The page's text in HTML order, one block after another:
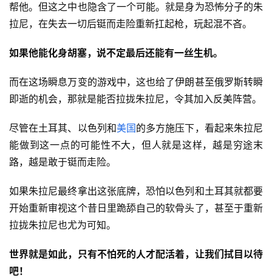
帮他。但这之中也隐含了一个可能。就是身为恐怖分子的朱
拉尼，在失去一切后铤而走险重新扛起枪，玩起混不吝。
如果他能化身胡塞，说不定最后还能有一丝生机。
而在这场瞬息万变的游戏中，这也给了伊朗甚至俄罗斯转瞬
即逝的机会，那就是能否拉拢朱拉尼，令其加入反美阵营。
尽管在土耳其、以色列和美国的多方施压下，看起来朱拉尼
能做到这一点的可能性不大，但人就是这样，越是穷途末
路，越是敢于铤而走险。
如果朱拉尼最终拿出这张底牌，恐怕以色列和土耳其就都要
开始重新审视这个昔日里跪舔自己的软骨头了，甚至于重新
拉拢朱拉尼也尤为可知。
世界就是如此，只有不怕死的人才配活着 ，让我们拭目以待
吧！